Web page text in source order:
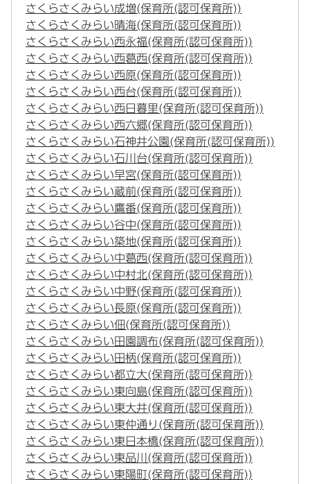
さくらさくみらい成増(保育所(認可保育所))
さくらさくみらい晴海(保育所(認可保育所))
さくらさくみらい西永福(保育所(認可保育所))
さくらさくみらい西葛西(保育所(認可保育所))
さくらさくみらい西原(保育所(認可保育所))
さくらさくみらい西台(保育所(認可保育所))
さくらさくみらい西日暮里(保育所(認可保育所))
さくらさくみらい西六郷(保育所(認可保育所))
さくらさくみらい石神井公園(保育所(認可保育所))
さくらさくみらい石川台(保育所(認可保育所))
さくらさくみらい早宮(保育所(認可保育所))
さくらさくみらい蔵前(保育所(認可保育所))
さくらさくみらい鷹番(保育所(認可保育所))
さくらさくみらい谷中(保育所(認可保育所))
さくらさくみらい築地(保育所(認可保育所))
さくらさくみらい中葛西(保育所(認可保育所))
さくらさくみらい中村北(保育所(認可保育所))
さくらさくみらい中野(保育所(認可保育所))
さくらさくみらい長原(保育所(認可保育所))
さくらさくみらい佃(保育所(認可保育所))
さくらさくみらい田園調布(保育所(認可保育所))
さくらさくみらい田柄(保育所(認可保育所))
さくらさくみらい都立大(保育所(認可保育所))
さくらさくみらい東向島(保育所(認可保育所))
さくらさくみらい東大井(保育所(認可保育所))
さくらさくみらい東仲通り(保育所(認可保育所))
さくらさくみらい東日本橋(保育所(認可保育所))
さくらさくみらい東品川(保育所(認可保育所))
さくらさくみらい東陽町(保育所(認可保育所))